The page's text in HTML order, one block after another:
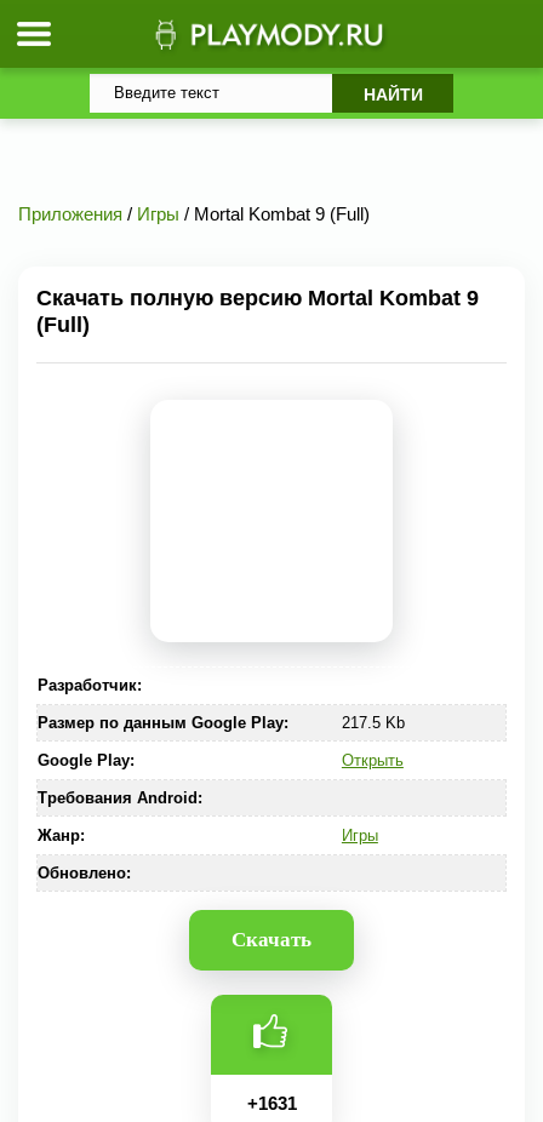
Приложения / Игры / Mortal Kombat 9 (Full)
Скачать полную версию Mortal Kombat 9
(Full)
Разработчик:
Размер по данным Google Play: 217.5 Kb
Google Play: Открыть
Требования Android:
Жанр: Игры
Обновлено:
Скачать
+1631